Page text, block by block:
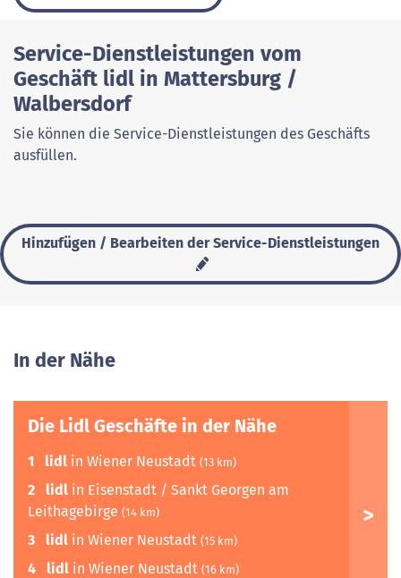
Service-Dienstleistungen vom
Geschäft lidl in Mattersburg /
Walbersdorf
Sie können die Service-Dienstleistungen des Geschäfts
ausfüllen.
Hinzufügen / Bearbeiten der Service-Dienstleistungen
In der Nähe
Die Lidl Geschäfte in der Nähe
1 lidl in Wiener Neustadt (13 km)
2 lidl in Eisenstadt / Sankt Georgen am
Leithagebirge (14 km)
3 lidl in Wiener Neustadt (15 km)
4 lidl in Wiener Neustadt (16 km)